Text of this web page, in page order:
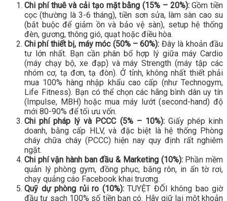
Chi phí thuê và cải tạo mặt bằng (15% – 20%):Gồm tiền
cọc (thường là 3-6 tháng), tiền sơn sửa, làm sàn cao su
(bắt buộc để giảm ồn và bảo vệ sàn), setup hệ thống
đèn, gương, thông gió, quạt hoặc điều hòa.
Chi phí thiết bị, máy móc (50% – 60%): Đây là khoản đầu
tư lớn nhất. Bạn cần phân bổ hợp lý giữa máy Cardio
(máy chạy bộ, xe đạp) và máy Strength (máy tập các
nhóm cơ, tạ đơn, tạ đòn). Ở tỉnh, không nhất thiết phải
mua 100% hàng nhập khẩu cao cấp (như Technogym,
Life Fitness). Bạn có thể chọn các hãng bình dân uy tín
(Impulse, MBH) hoặc mua máy lướt (second-hand) độ
mới 80-90% để tối ưu vốn.
Chi phí pháp lý và PCCC (5% – 10%):Giấy phép kinh
doanh, bằng cấp HLV, và đặc biệt là hệ thống Phòng
cháy chữa cháy (PCCC) hiện nay quy định rất nghiêm
ngặt.
Chi phí vận hành ban đầu & Marketing (10%):Phần mềm
quản lý phòng gym, đồng phục, băng rôn, in ấn tờ rơi,
chạy quảng cáo Facebook khai trương.
Quỹ dự phòng rủi ro (10%):TUYỆT ĐỐI không bao giờ
đầu tư sạch 100% số tiền bạn có. Hãy giữ lại một khoản